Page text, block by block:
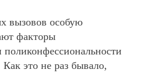
вызовов особую
факторы
это не раз бывало,